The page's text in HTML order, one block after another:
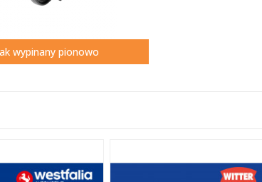
wypinany pionowo